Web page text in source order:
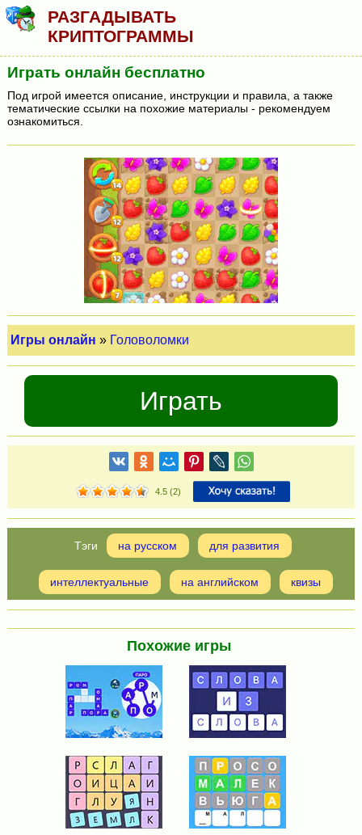
РАЗГАДЫВАТЬ
КРИПТОГРАММЫ
Играть онлайн бесплатно
Под игрой имеется описание, инструкции и правила, а также
тематические ссылки на похожие материалы - рекомендуем
ознакомиться.
Игры онлайн » Головоломки
Играть
4.5(2)
на русском для развития
интеллектуальные на английском квизы
Похожие игры